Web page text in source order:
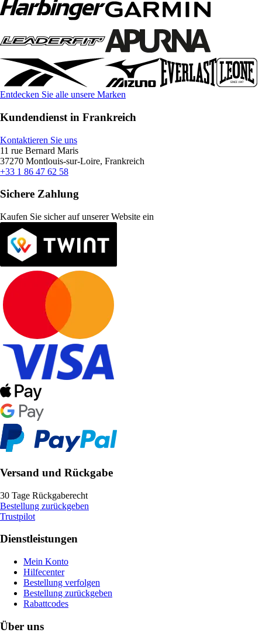
Entdecken Sie alle unsere Marken
Kundendienst in Frankreich
Kontaktieren Sie uns
11 rue Bernard Maris
37270 Montlouis-sur-Loire, Frankreich
+33 1 86 47 62 58
Sichere Zahlung
Kaufen Sie sicher auf unserer Website ein
Versand und Rückgabe
30 Tage Rückgaberecht
Bestellung zurückgeben
Trustpilot
Dienstleistungen
Mein Konto
Hilfecenter
Bestellung verfolgen
Bestellung zurückgeben
Rabattcodes
Über uns